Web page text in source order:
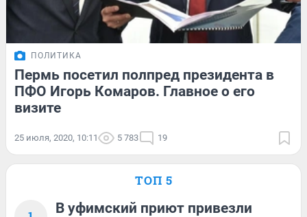
ПОЛИТИКА
Пермь посетил полпред президента в
ПФО Игорь Комаров. Главное о его
визите
25 июля, 2020, 10:11 5 783 19
ТОП 5
В уфимский приют привезли